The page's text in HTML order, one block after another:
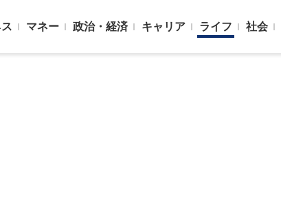
マネー 政治・経済 キャリア ライフ 社会